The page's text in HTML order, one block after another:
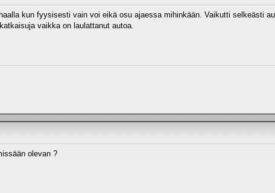
kun fyysisesti vain voi eikä osu ajaessa mihinkään. Vaikutti selkeästi
vaikka on laulattanut autoa.
olevan ?